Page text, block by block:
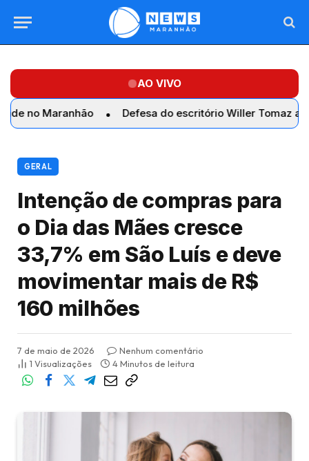
AO VIVO
Defesa do escritório Willer Tomaz afirma que
GERAL
Intenção de compras para
o Dia das Mães cresce
33,7% em São Luís e deve
movimentar mais de R$
160 milhões
7 de maio de 2026
Nenhum comentário
1 Visualizações 4 Minutos de leitura